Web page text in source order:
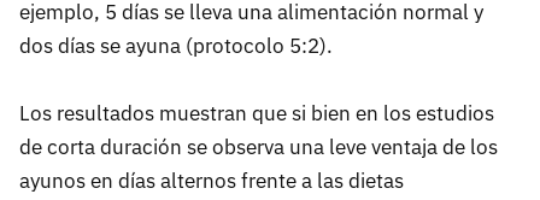
ejemplo, 5 días se lleva una alimentación normal y
dos días se ayuna (protocolo 5:2).
Los resultados muestran que si bien en los estudios
de corta duración se observa una leve ventaja de los
ayunos en días alternos frente a las dietas